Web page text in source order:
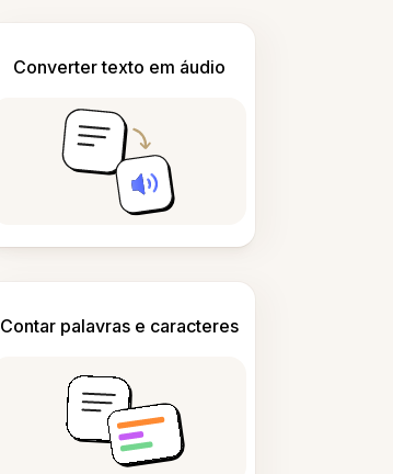
Converter texto em áudio
Contar palavras e caracteres